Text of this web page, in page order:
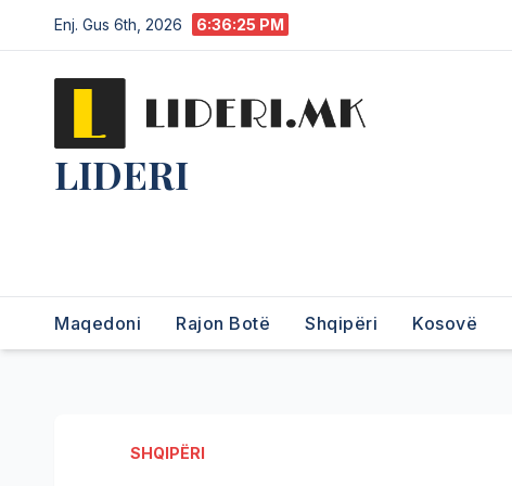
Enj. Gus 6th, 2026 6:36:26 PM
LIDERI
Maqedoni Rajon Botë Shqipëri Kosovë
SHQIPËRI